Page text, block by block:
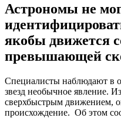
Астрономы не
якобы движется
превышающей
Специалисты наблюдают в
звезд необычное явление.
сверхбыстрым движением,
происхождение. Об этом